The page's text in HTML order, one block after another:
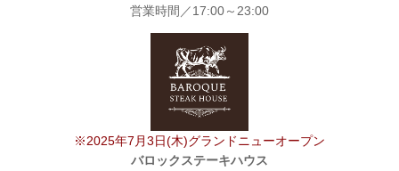
営業時間／17:00～23:00
※2025年7月3日(木)グランドニューオープン
バロックステーキハウス